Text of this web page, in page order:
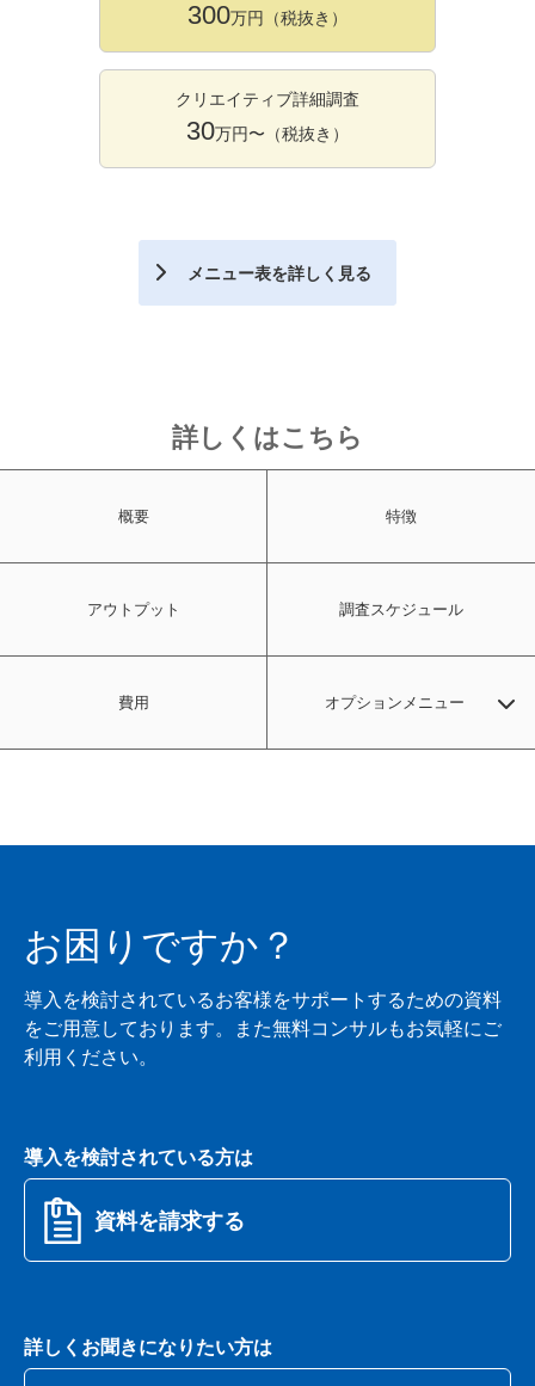
300万円（税抜き）
クリエイティブ詳細調査
30万円〜（税抜き）
メニュー表を詳しく見る
詳しくはこちら
概要 特徴
アウトプット 調査スケジュール
費用 オプションメニュー
自社サイトとのアクセスログクロス分析
エリア拡大
実購買、実利用へのコンバージョン調査
海外調査
NPS分析
お困りですか？
導入を検討されているお客様をサポートするための資料
をご用意しております。また無料コンサルもお気軽にご
利用ください。
導入を検討されている方は
資料を請求する
詳しくお聞きになりたい方は